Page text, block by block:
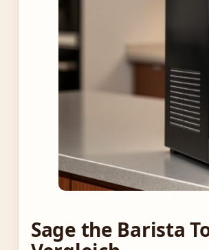
Sage the Barista